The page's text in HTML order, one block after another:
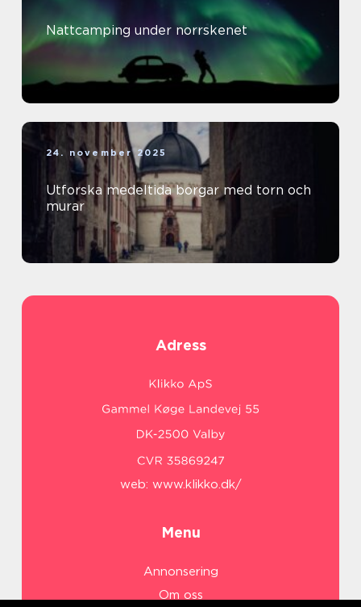
Nattcamping under norrskenet
24. november 2025
Utforska medeltida borgar med torn och
murar
Adress
web: www.klikko.dk/
Menu
Annonsering
Om oss